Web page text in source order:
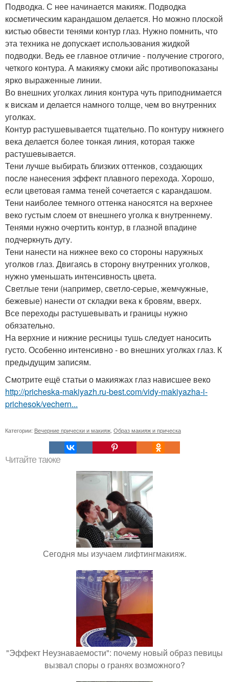
Подводка. С нее начинается макияж. Подводка
косметическим карандашом делается. Но можно плоской
кистью обвести тенями контур глаз. Нужно помнить, что
эта техника не допускает использования жидкой
подводки. Ведь ее главное отличие - получение строгого,
четкого контура. А макияжу смоки айс противопоказаны
ярко выраженные линии.
Во внешних уголках линия контура чуть приподнимается
к вискам и делается намного толще, чем во внутренних
уголках.
Контур растушевывается тщательно. По контуру нижнего
века делается более тонкая линия, которая также
растушевывается.
Тени лучше выбирать близких оттенков, создающих
после нанесения эффект плавного перехода. Хорошо,
если цветовая гамма теней сочетается с карандашом.
Тени наиболее темного оттенка наносятся на верхнее
веко густым слоем от внешнего уголка к внутреннему.
Тенями нужно очертить контур, в глазной впадине
подчеркнуть дугу.
Тени нанести на нижнее веко со стороны наружных
уголков глаз. Двигаясь в сторону внутренних уголков,
нужно уменьшать интенсивность цвета.
Светлые тени (например, светло-серые, жемчужные,
бежевые) нанести от складки века к бровям, вверх.
Все переходы растушевывать и границы нужно
обязательно.
На верхние и нижние ресницы тушь следует наносить
густо. Особенно интенсивно - во внешних уголках глаз. К
предыдущим записям.
Смотрите ещё статьи о макияжах глаз нависшее веко
http://pricheska-makiyazh.ru-best.com/vidy-makiyazha-i-
prichesok/vechern...
Категории: Вечерние прически и макияж Образ макияж и прическа
Читайте также
Сегодня мы изучаем лифтингмакияж.
"Эффект Неузнаваемости": почему новый образ певицы
вызвал споры о гранях возможного?